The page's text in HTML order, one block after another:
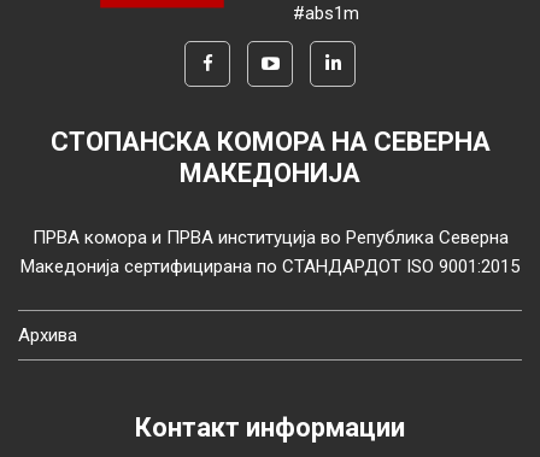
#abs1m
СТОПАНСКА КОМОРА НА СЕВЕРНА
МАКЕДОНИЈА
ПРВА комора и ПРВА институција во Република Северна
Македонија сертифицирана по СТАНДАРДОТ ISO 9001:2015
Архива
Контакт информации